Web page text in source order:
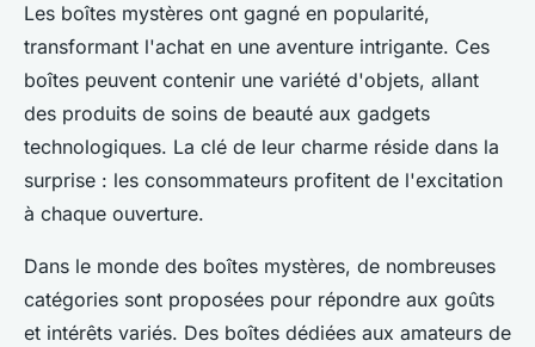
Les boîtes mystères ont gagné en popularité,
transformant l'achat en une aventure intrigante. Ces
boîtes peuvent contenir une variété d'objets, allant
des produits de soins de beauté aux gadgets
technologiques. La clé de leur charme réside dans la
surprise : les consommateurs profitent de l'excitation
à chaque ouverture.
Dans le monde des boîtes mystères, de nombreuses
catégories sont proposées pour répondre aux goûts
et intérêts variés. Des boîtes dédiées aux amateurs de